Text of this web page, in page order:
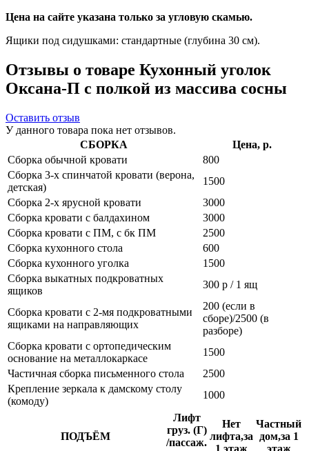
Цена на сайте указана только за угловую скамью.
Ящики под сидушками: стандартные (глубина 30 см).
Отзывы о товаре Кухонный уголок
Оксана-П с полкой из массива сосны
Оставить отзыв
У данного товара пока нет отзывов.
СБОРКА
Цена, р.
Сборка обычной кровати
800
Сборка 3-х спинчатой кровати (верона,
детская)
1500
Сборка 2-х ярусной кровати
3000
Сборка кровати с балдахином
3000
Сборка кровати с ПМ, с бк ПМ
2500
Сборка кухонного стола
600
Сборка кухонного уголка
1500
Сборка выкатных подкроватных
ящиков
300 р / 1 ящ
Сборка кровати с 2-мя подкроватными
ящиками на направляющих
200 (если в
сборе)/2500 (в
разборе)
Сборка кровати с ортопедическим
основание на металлокаркасе
1500
Частичная сборка письменного стола
2500
Крепление зеркала к дамскому столу
(комоду)
1000
ПОДЪЁМ
Лифт
груз. (Г)
/пассаж.
Нет
лифта,за
1 этаж
Частный
дом,за 1
этаж